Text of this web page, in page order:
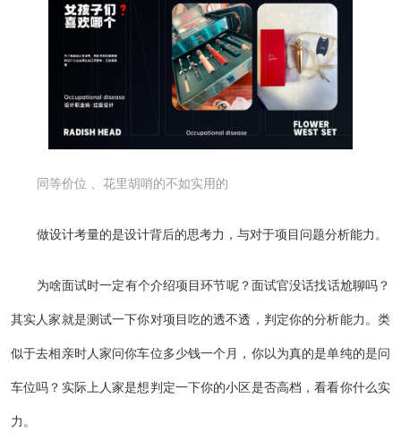
同等价位 、花里胡哨的不如实用的
做设计考量的是设计背后的思考力，与对于项目问题分析能力。
为啥面试时一定有个介绍项目环节呢？面试官没话找话尬聊吗？
其实人家就是测试一下你对项目吃的透不透，判定你的分析能力。类
似于去相亲时人家问你车位多少钱一个月，你以为真的是单纯的是问
车位吗？实际上人家是想判定一下你的小区是否高档，看看你什么实
力。